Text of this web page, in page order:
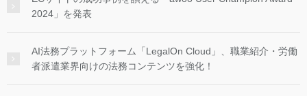
2024」を発表
AI法務プラットフォーム「LegalOn Cloud」、職業紹介・労働
者派遣業界向けの法務コンテンツを強化！